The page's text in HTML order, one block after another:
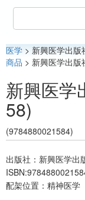
医学
医薬関連
レジデント
医学 > 新興医学出版
商品 > 新興医学出版
新興医学
58)
(9784880021584)
出版社：新興医学出
配架位置：精神医学